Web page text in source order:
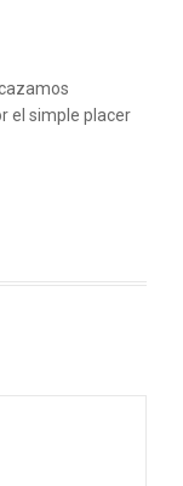
el simple placer